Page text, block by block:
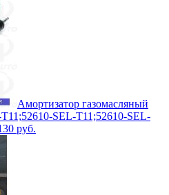
Амортизатор газомасляный
SEL-T11;52610-SEL-
руб.